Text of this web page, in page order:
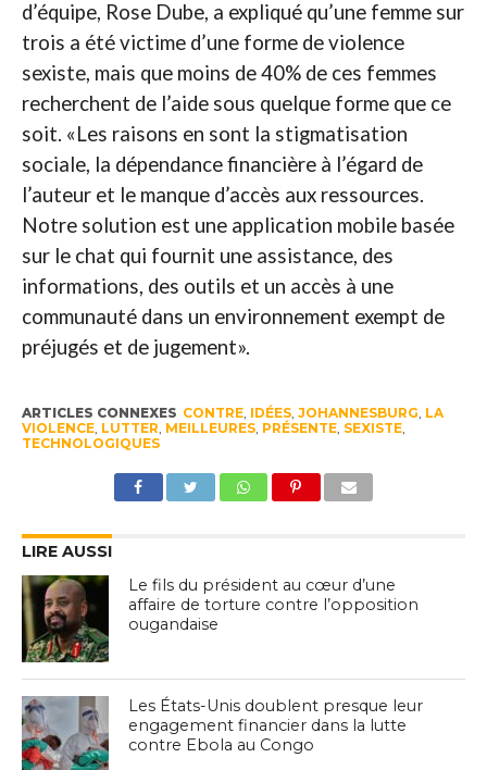
d’équipe, Rose Dube, a expliqué qu’une femme sur
trois a été victime d’une forme de violence
sexiste, mais que moins de 40% de ces femmes
recherchent de l’aide sous quelque forme que ce
soit. «Les raisons en sont la stigmatisation
sociale, la dépendance financière à l’égard de
l’auteur et le manque d’accès aux ressources.
Notre solution est une application mobile basée
sur le chat qui fournit une assistance, des
informations, des outils et un accès à une
communauté dans un environnement exempt de
préjugés et de jugement».
ARTICLES CONNEXES CONTRE, IDÉES, JOHANNESBURG, LA
VIOLENCE, LUTTER, MEILLEURES, PRÉSENTE, SEXISTE,
TECHNOLOGIQUES
LIRE AUSSI
Le fils du président au cœur d’une
affaire de torture contre l’opposition
ougandaise
Les États-Unis doublent presque leur
engagement financier dans la lutte
contre Ebola au Congo